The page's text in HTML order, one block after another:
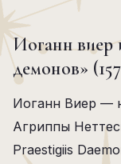
Иоганн виер
демонов»
Иоганн Виер —
Агриппы
Praestigiis